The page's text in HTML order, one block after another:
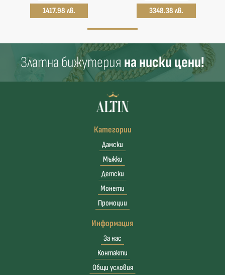
1417.98 лв.
3348.38 лв.
Златна бижутерия на ниски цени!
Категории
Дамски
Мъжки
Детски
Монети
Промоции
Информация
За нас
Контакти
Общи условия